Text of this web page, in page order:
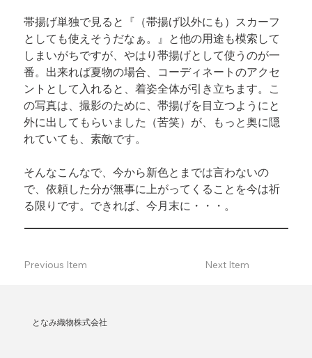
帯揚げ単独で見ると『（帯揚げ以外にも）スカーフ
としても使えそうだなぁ。』と他の用途も模索して
しまいがちですが、やはり帯揚げとして使うのが一
番。出来れば夏物の場合、コーディネートのアクセ
ントとして入れると、着姿全体が引き立ちます。こ
の写真は、撮影のために、帯揚げを目立つようにと
外に出してもらいました（苦笑）が、もっと奥に隠
れていても、素敵です。
そんなこんなで、今から新色とまでは言わないの
で、依頼した分が無事に上がってくることを今は祈
る限りです。できれば、今月末に・・・。
Next Item
Previous Item
となみ織物株式会社